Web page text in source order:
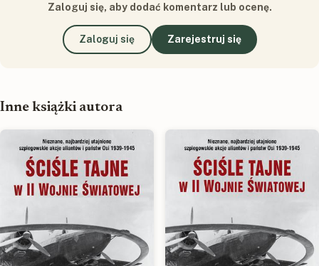
Zaloguj się, aby dodać komentarz lub ocenę.
Zaloguj się Zarejestruj się
Inne książki autora